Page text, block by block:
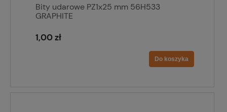
Bity udarowe PZ1x25 mm 56H533
GRAPHITE
1,00 zł
Do koszyka